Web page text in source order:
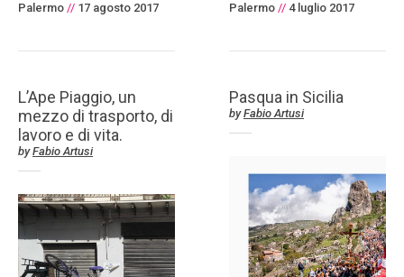
Palermo // 17 agosto 2017 Palermo // 4 luglio 2017
L’Ape Piaggio, un
mezzo di trasporto, di
lavoro e di vita.
byFabio Artusi
Pasqua in Sicilia
byFabio Artusi